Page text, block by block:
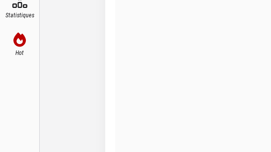
Statistiques
Hot